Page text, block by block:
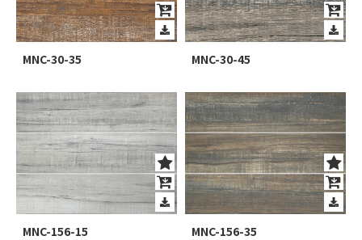
MNC-30-35 MNC-30-45
MNC-156-15 MNC-156-35